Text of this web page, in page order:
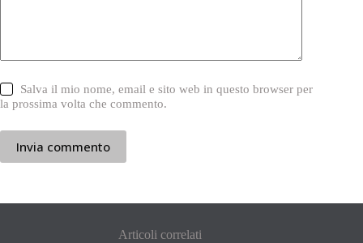
Salva il mio nome, email e sito web in questo browser per
la prossima volta che commento.
Invia commento
Articoli correlati